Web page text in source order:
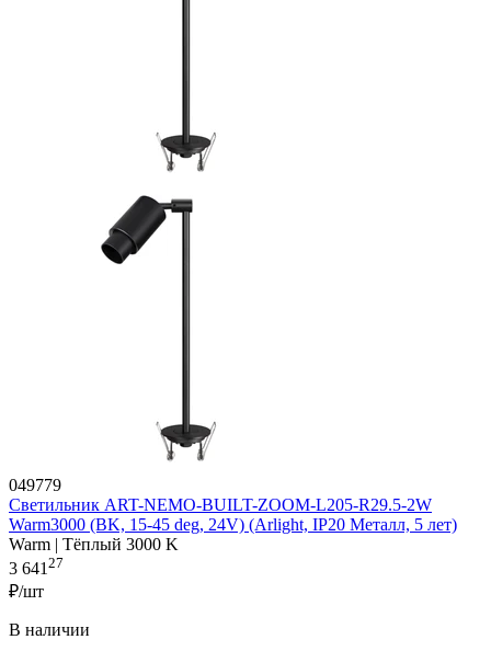
049779
Светильник ART-NEMO-BUILT-ZOOM-L205-R29.5-2W
Warm3000 (BK, 15-45 deg, 24V) (Arlight, IP20 Металл, 5 лет)
Warm | Тёплый 3000 K
3 64127
₽/шт
В наличии